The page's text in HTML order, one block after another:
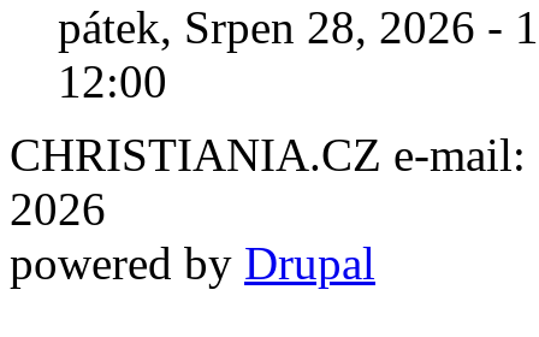
pátek, Srpen 28, 2026 -
12:00
CHRISTIANIA.CZ e-mail:
2026
powered by Drupal